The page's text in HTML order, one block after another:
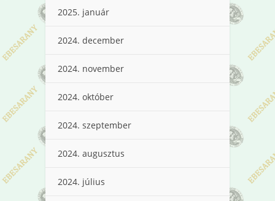
2025. január
2024. december
2024. november
2024. október
2024. szeptember
2024. augusztus
2024. július